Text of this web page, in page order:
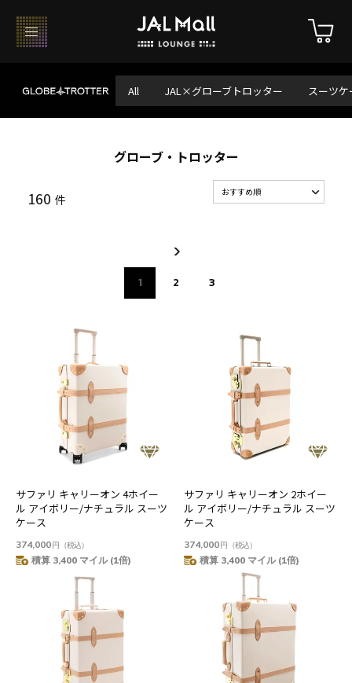
All JAL×グローブトロッター スーツケ
グローブ・トロッター
160 件
1 2 3
サファリ キャリーオン 4ホイー
ル アイボリー/ナチュラル スーツ
ケース
374,000円 （税込）
積算 3,400 マイル (1倍)
サファリ キャリーオン 2ホイー
ル アイボリー/ナチュラル スーツ
ケース
374,000円 （税込）
積算 3,400 マイル (1倍)